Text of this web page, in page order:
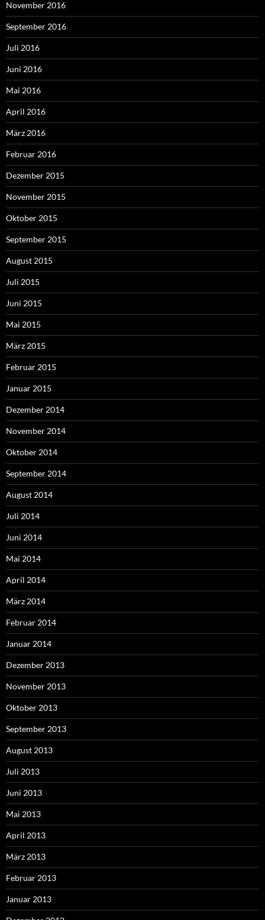
November 2016
September 2016
Juli 2016
Juni 2016
Mai 2016
April 2016
März 2016
Februar 2016
Dezember 2015
November 2015
Oktober 2015
September 2015
August 2015
Juli 2015
Juni 2015
Mai 2015
März 2015
Februar 2015
Januar 2015
Dezember 2014
November 2014
Oktober 2014
September 2014
August 2014
Juli 2014
Juni 2014
Mai 2014
April 2014
März 2014
Februar 2014
Januar 2014
Dezember 2013
November 2013
Oktober 2013
September 2013
August 2013
Juli 2013
Juni 2013
Mai 2013
April 2013
März 2013
Februar 2013
Januar 2013